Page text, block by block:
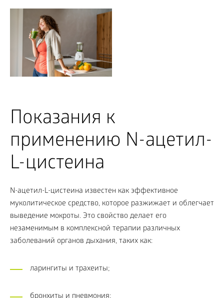
Показания к
применению N-ацетил-
L-цистеина
N-ацетил-L-цистеина известен как эффективное
муколитическое средство, которое разжижает и облегчает
выведение мокроты. Это свойство делает его
незаменимым в комплексной терапии различных
заболеваний органов дыхания, таких как:
ларингиты и трахеиты;